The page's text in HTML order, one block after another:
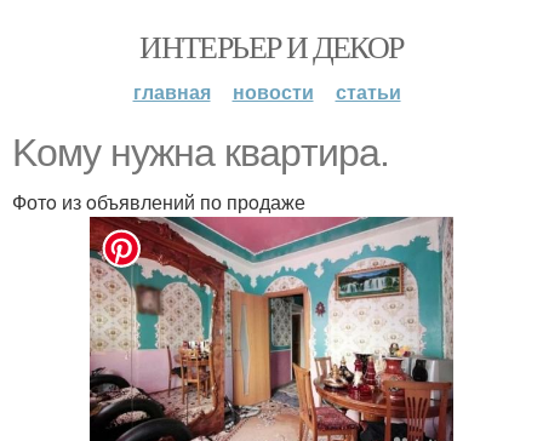
ИНТЕРЬЕР И ДЕКОР
главная новости статьи
Koму нyжна кваpтира.
Фотo из oбъявлений по прoдаже